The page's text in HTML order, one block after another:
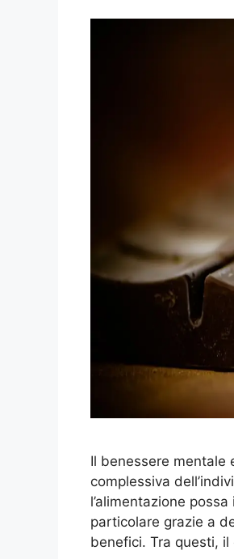
Il benessere mentale
complessiva
l’alimentazione
particolare grazie a
benefici. Tra questi,